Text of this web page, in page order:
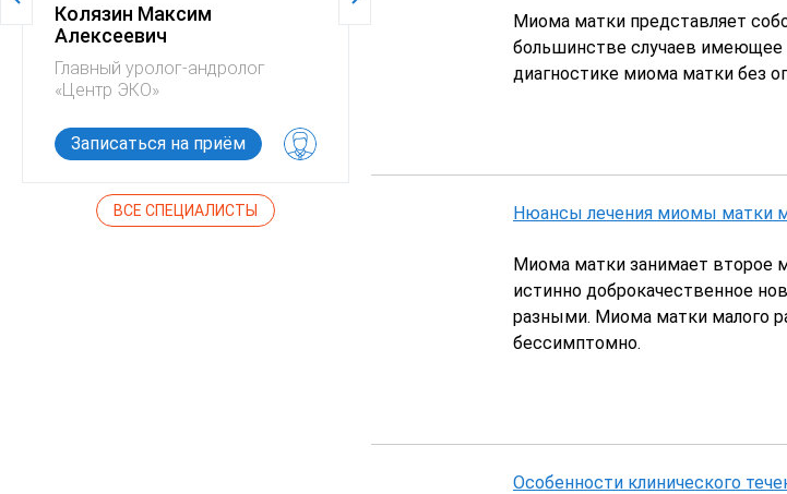
Миома матки представляет
большинстве случаев имеющее
диагностике миома матки без
Нюансы лечения миомы матки
Миома матки занимает второе
истинно доброкачественное
разными. Миома матки малого
бессимптомно.
Особенности клинического
Колязин Максим
Алексеевич
Главный уролог-андролог
«Центр ЭКО»
Записаться на приём
Павлюченкова Светлана
Директор по эмбриологии
Врач-
ВСЕ СПЕЦИАЛИСТЫ